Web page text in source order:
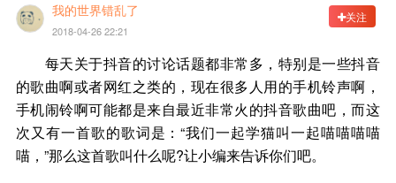
我的世界错乱了
2018-04-26 22:21
关注
每天关于抖音的讨论话题都非常多，特别是一些抖音
的歌曲啊或者网红之类的，现在很多人用的手机铃声啊，
手机闹铃啊可能都是来自最近非常火的抖音歌曲吧，而这
次又有一首歌的歌词是：“我们一起学猫叫一起喵喵喵喵
喵，”那么这首歌叫什么呢?让小编来告诉你们吧。